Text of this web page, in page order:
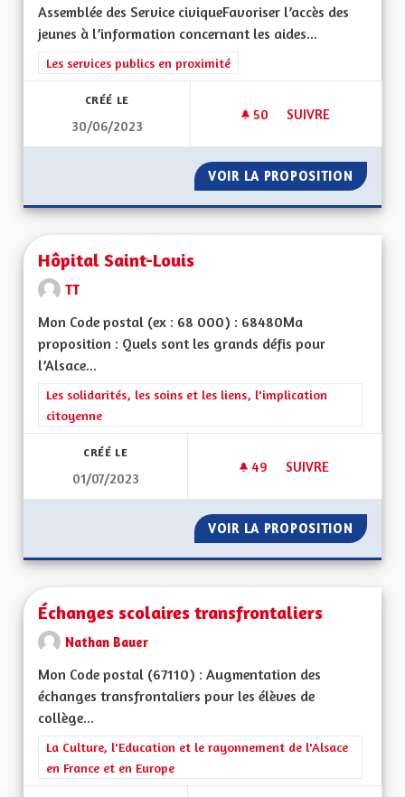
Assemblée des Service civiqueFavoriser l’accès des
jeunes à l’information concernant les aides...
Filtrer les résultats de la catégorie : Les services publics en
Les services publics en proximité
CRÉÉ LE
30/06/2023
50 50 ABONNÉS
SUIVRE
VOIR LA PROPOSITION
Hôpital Saint-Louis
TT
Mon Code postal (ex : 68 000) : 68480Ma
proposition : Quels sont les grands défis pour
l’Alsace...
Filtrer les résultats de la catégorie : Les solidarités, les soins
Les solidarités, les soins et les liens, l'implication
citoyenne
CRÉÉ LE
01/07/2023
49 49 ABONNÉS
SUIVRE
VOIR LA PROPOSITION
Échanges scolaires transfrontaliers
Nathan Bauer
Mon Code postal (67110) : Augmentation des
échanges transfrontaliers pour les élèves de
collège...
Filtrer les résultats de la catégorie : La Culture, l'Education et
La Culture, l'Education et le rayonnement de l'Alsace
en France et en Europe